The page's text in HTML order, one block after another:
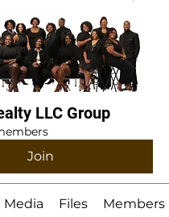
LLC Group
Join
Media Files Members